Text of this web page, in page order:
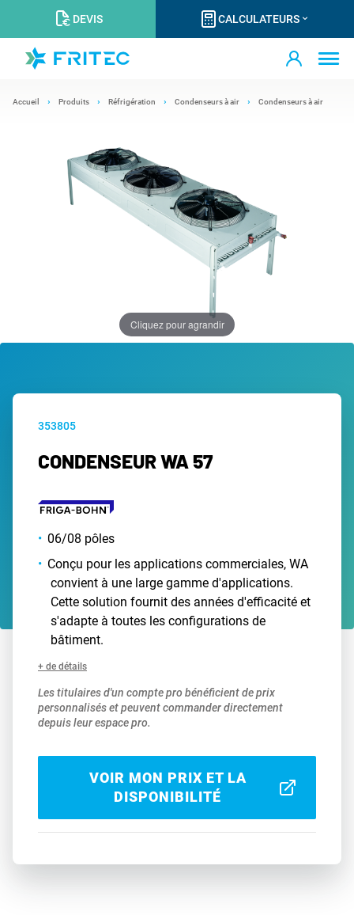
DEVIS CALCULATEURS
Accueil Produits Réfrigération Condenseurs à air Condenseurs à air
Cliquez pour agrandir
353805
CONDENSEUR WA 57
06/08 pôles
Conçu pour les applications commerciales, WA
convient à une large gamme d'applications.
Cette solution fournit des années d'efficacité et
s'adapte à toutes les configurations de
bâtiment.
+ de détails
Les titulaires d'un compte pro bénéficient de prix
personnalisés et peuvent commander directement
depuis leur espace pro.
VOIR MON PRIX ET LA
DISPONIBILITÉ